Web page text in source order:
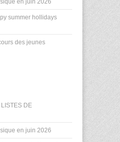
en juin 2026
summer hollidays
des jeunes
DE
en juin 2026